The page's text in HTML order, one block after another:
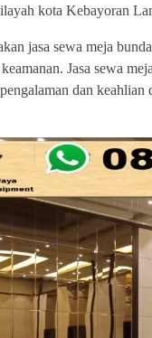
kota Kebayoran
jasa sewa meja
Jasa sewa
dan